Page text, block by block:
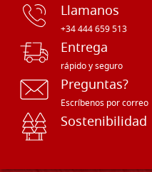
Llamanos
+34 444 659 513
Entrega
rápido y seguro
Preguntas?
Escríbenos por correo
Sostenibilidad